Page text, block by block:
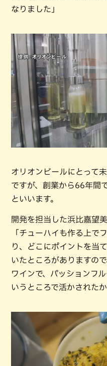
なりました」
オリオンビールにとって
ですが、創業から66年間
といいます。
開発を担当した浜比嘉望
「チューハイも作る上で
り、どこにポイントを当
いたところがありますの
ワインで、パッションフ
いうところで活かされた